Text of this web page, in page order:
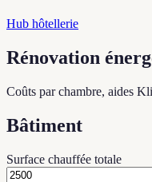
Hub hôtellerie
Rénovation
Coûts par chambre, aides
Bâtiment
Surface chauffée totale